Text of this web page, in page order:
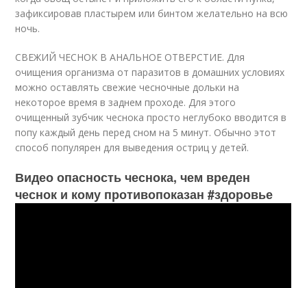
зафиксировав пластырем или бинтом желательно на всю
ночь.
СВЕЖИЙ ЧЕСНОК В АНАЛЬНОЕ ОТВЕРСТИЕ. Для
очищения организма от паразитов в домашних условиях
можно оставлять свежие чесночные дольки на
некоторое время в заднем проходе. Для этого
очищенный зубчик чеснока просто неглубоко вводится в
попу каждый день перед сном на 5 минут. Обычно этот
способ популярен для выведения остриц у детей.
Видео опасность чеснока, чем вреден
чеснок и кому противопоказан #здоровье